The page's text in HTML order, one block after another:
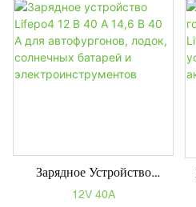
Лодок, Солнечных Батарей
И Электроинструментов
Зарядное Устройство
Lifepo4 12 В 40 А 14,6 В
12V 40A